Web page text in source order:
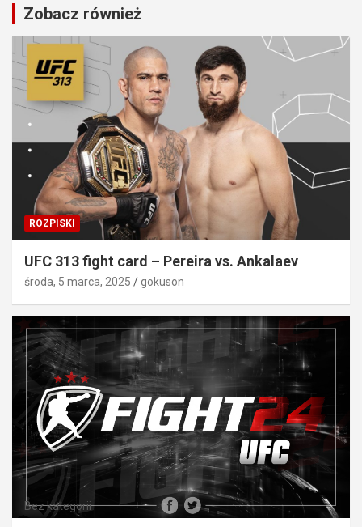
Zobacz również
ROZPISKI
UFC 313 fight card – Pereira vs. Ankalaev
środa, 5 marca, 2025 gokuson
Bez kategorii